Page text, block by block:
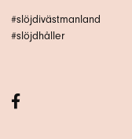
#slöjdivästmanland
#slöjdhåller